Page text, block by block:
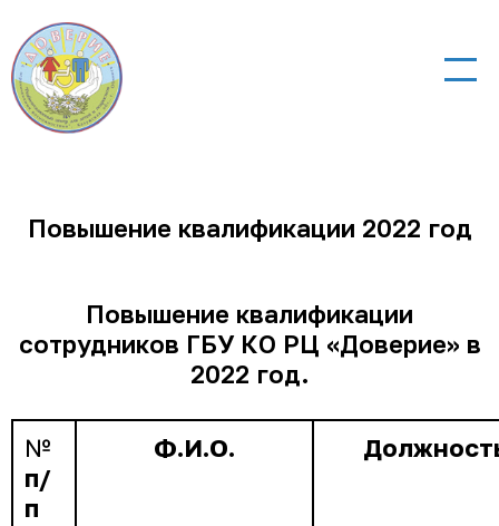
Повышение квалификации 2022 год
Повышение квалификации
сотрудников ГБУ КО РЦ «Доверие» в
2022 год.
№
п/
п
Ф.И.О.